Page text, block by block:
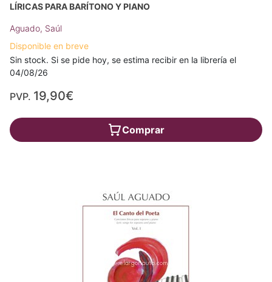
LÍRICAS PARA BARÍTONO Y PIANO
Aguado, Saúl
Disponible en breve
Sin stock. Si se pide hoy, se estima recibir en la librería el
04/08/26
PVP. 19,90€
Comprar